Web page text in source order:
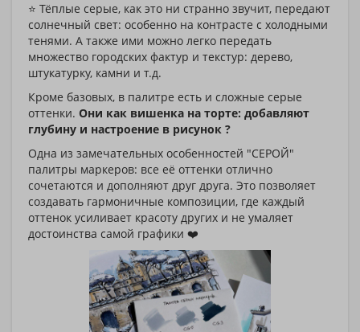
⭐️ Тёплые серые, как это ни странно звучит, передают
солнечный свет: особенно на контрасте с холодными
тенями. А также ими можно легко передать
множество городских фактур и текстур: дерево,
штукатурку, камни и т.д.
Кроме базовых, в палитре есть и сложные серые
оттенки. Они как вишенка на торте: добавляют
глубину и настроение в рисунок ?
Одна из замечательных особенностей "СЕРОЙ"
палитры маркеров: все её оттенки отлично
сочетаются и дополняют друг друга. Это позволяет
создавать гармоничные композиции, где каждый
оттенок усиливает красоту других и не умаляет
достоинства самой графики ❤️